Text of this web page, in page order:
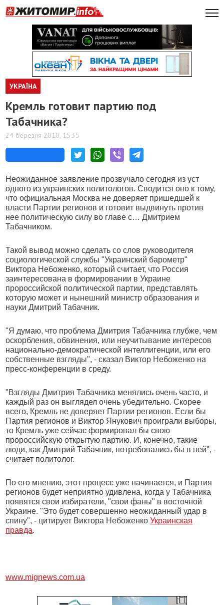
УКРАЇНА
Кремль готовит партию под
Табачника?
24 березня 2010, 15:35
Неожиданное заявление прозвучало сегодня из уст
одного из украинских политологов. Сводится оно к тому,
что официальная Москва не доверяет пришедшей к
власти Партии регионов и готовит выдвинуть против
нее политическую силу во главе с… Дмитрием
Табачником.
Такой вывод можно сделать со слов руководителя
социологической службы "Украинский барометр"
Виктора Небоженко, который считает, что Россия
заинтересована в формировании в Украине
пророссийской политической партии, представлять
которую может и нынешний министр образования и
науки Дмитрий Табачник.
"Я думаю, что проблема Дмитрия Табачника глубже, чем
оскорбления, обвинения, или неучитывание интересов
национально-демократической интеллигенции, или его
собственные взгляды", - сказал Виктор Небоженко на
пресс-конференции в среду.
"Взгляды Дмитрия Табачника менялись очень часто, и
каждый раз он выглядел очень убедительно. Скорее
всего, Кремль не доверяет Партии регионов. Если бы
Партия регионов и Виктор Янукович проиграли выборы,
то Кремль уже сейчас формировал бы свою
пророссийскую открытую партию. И, конечно, такие
люди, как Дмитрий Табачник, потребовались бы в ней", -
считает политолог.
По его мнению, этот процесс уже начинается, и Партия
регионов будет неприятно удивлена, когда у Табачника
появятся свои избиратели, "свои фаны" в восточной
Украине. "Это будет совершенно неожиданный удар в
спину", - цитирует Виктора НебоженкоУкраинская
правда.
www.mignews.com.ua